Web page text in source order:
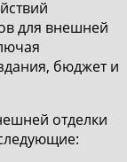
для внешней
бюджет и
отделки